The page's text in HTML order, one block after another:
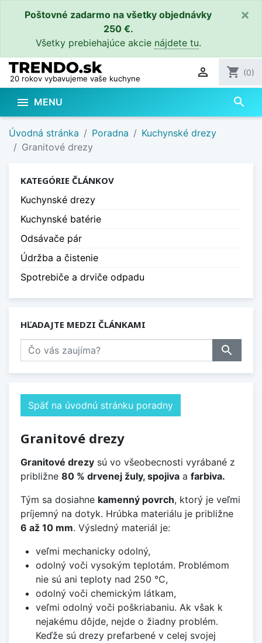
Poštovné zadarmo na všetky objednávky
250 €.
Všetky prebiehajúce akcie nájdete tu.
×
20 rokov vybavujeme vaše kuchyne  shopping_cart (0)
 MENU search
Úvodná stránka Poradna
Kuchynské drezy
Granitové drezy
KATEGÓRIE ČLÁNKOV
Kuchynské drezy
Kuchynské batérie
Odsávače pár
Údržba a čistenie
Spotrebiče a drviče odpadu
HĽADAJTE MEDZI ČLÁNKAMI
search
Späť na úvodnú stránku poradny
Granitové drezy
Granitové drezy sú vo všeobecnosti vyrábané z
približne 80 % drvenej žuly, spojiva a farbiva.
Tým sa dosiahne kamenný povrch, ktorý je veľmi
príjemný na dotyk. Hrúbka materiálu je približne
6 až 10 mm. Výsledný materiál je:
veľmi mechanicky odolný,
odolný voči vysokým teplotám. Problémom
nie sú ani teploty nad 250 °C,
odolný voči chemickým látkam,
veľmi odolný voči poškriabaniu. Ak však k
nejakému dôjde, nejde o žiadny problém.
Keďže sú drezy prefarbené v celej svojej